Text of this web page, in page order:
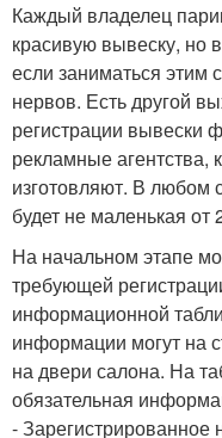
Каждый владелец
красивую вывеску, но
если заниматься этим
нервов. Есть другой
регистрации вывески
рекламные агентства,
изготовляют. В любом
будет не маленькая от
На начальном этапе
требующей
информационной
информации могут на
на двери салона. На
обязательная
- Зарегистрированное